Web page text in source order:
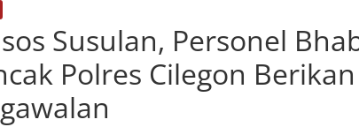
Susulan, Personel
Polres Cilegon